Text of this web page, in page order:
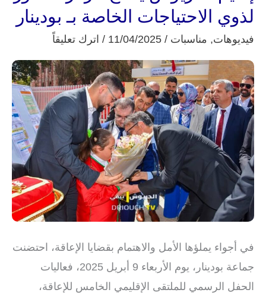
لذوي الاحتياجات الخاصة بـ بودينار
فيديوهات, مناسبات /
11/04/2025
/ اترك تعليقاً
في أجواء يملؤها الأمل والاهتمام بقضايا الإعاقة، احتضنت
جماعة بودينار، يوم الأربعاء 9 أبريل 2025، فعاليات
الحفل الرسمي للملتقى الإقليمي الخامس للإعاقة،
نوعه
بالإقليم..
عامل
إقليم
الدريوش
يفتتح
مركز
متطور
لذوي
الاحتياجات
الخاصة
بـ
بودينار